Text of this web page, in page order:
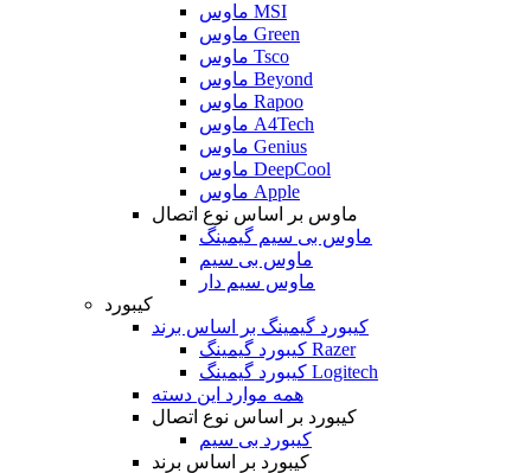
ماوس MSI
ماوس Green
ماوس Tsco
ماوس Beyond
ماوس Rapoo
ماوس A4Tech
ماوس Genius
ماوس DeepCool
ماوس Apple
ماوس بر اساس نوع اتصال
ماوس بی سیم گیمینگ
ماوس بی سیم
ماوس سیم دار
کیبورد
کیبورد گیمینگ بر اساس برند
کیبورد گیمینگ Razer
کیبورد گیمینگ Logitech
همه موارد این دسته
کیبورد بر اساس نوع اتصال
کیبورد بی سیم
کیبورد بر اساس برند